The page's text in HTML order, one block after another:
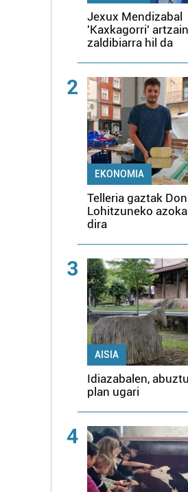
Jexux Mendizabal
'Kaxkagorri' artzain
zaldibiarra hil da
2
EKONOMIA
Telleria gaztak
Lohitzuneko
dira
3
AISIA
Idiazabalen,
plan ugari
4